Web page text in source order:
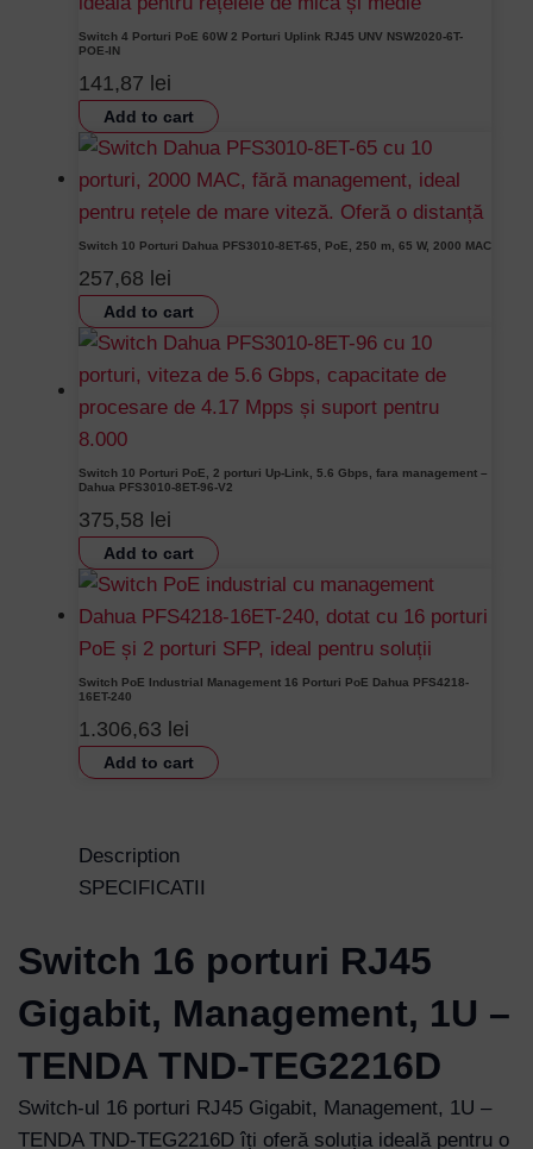
Switch 4 Porturi PoE 60W 2 Porturi Uplink RJ45 UNV NSW2020-6T-
POE-IN
141,87 lei
Add to cart
Switch 10 Porturi Dahua PFS3010-8ET-65, PoE, 250 m, 65 W, 2000 MAC
257,68 lei
Add to cart
Switch 10 Porturi PoE, 2 porturi Up-Link, 5.6 Gbps, fara management –
Dahua PFS3010-8ET-96-V2
375,58 lei
Add to cart
Switch PoE Industrial Management 16 Porturi PoE Dahua PFS4218-
16ET-240
1.306,63 lei
Add to cart
Description
SPECIFICATII
Switch 16 porturi RJ45
Gigabit, Management, 1U –
TENDA TND-TEG2216D
Switch-ul 16 porturi RJ45 Gigabit, Management, 1U –
TENDA TND-TEG2216D îți oferă soluția ideală pentru o